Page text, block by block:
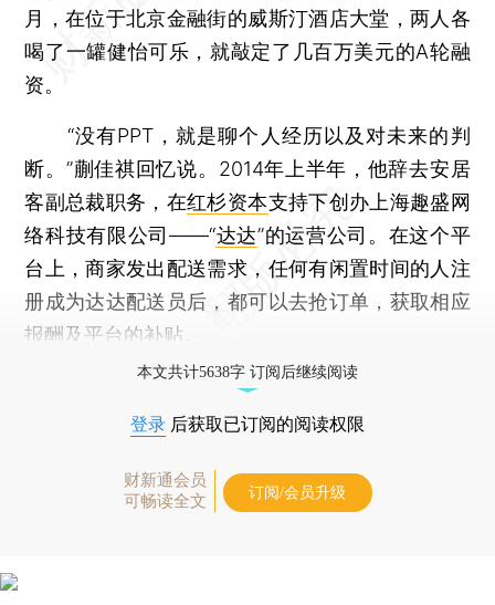
月，在位于北京金融街的威斯汀酒店大堂，两人各
喝了一罐健怡可乐，就敲定了几百万美元的A轮融
资。
“没有PPT，就是聊个人经历以及对未来的判
断。”蒯佳祺回忆说。2014年上半年，他辞去安居
客副总裁职务，在红杉资本支持下创办上海趣盛网
络科技有限公司——“达达”的运营公司。在这个平
台上，商家发出配送需求，任何有闲置时间的人注
册成为达达配送员后，都可以去抢订单，获取相应
报酬及平台的补贴。
本文共计5638字 订阅后继续阅读
登录 后获取已订阅的阅读权限
财新通会员
可畅读全文
订阅/会员升级